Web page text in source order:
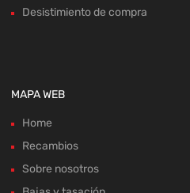
Desistimiento de compra
MAPA WEB
Home
Recambios
Sobre nosotros